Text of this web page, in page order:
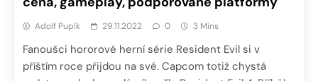
Adolf Pupík 29.11.2022 0 3 Mins
Fanoušci hororové herní série Resident Evil si v
příštím roce přijdou na své. Capcom totiž chystá